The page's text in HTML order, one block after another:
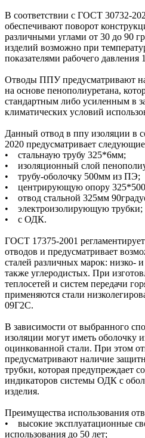
В соответствии с ГОСТ 30732-
обеспечивают поворот
различными углами от 30 до 90
изделий возможно при
показателями рабочего
Отводы ППУ предусматривают
на основе пенополиуретана,
стандартным либо усиленным в
климатических условий
Данный отвод в ппу изоляции в
2020 предусматривает
• стальнаую трубу 325*6мм;
• изоляционный слой
• трубу-оболочку 500мм из ПЭ;
• центрирующую опору
• отвод стальной 325мм
• электроизолирующую трубки;
• с ОДК.
ГОСТ 17375-2001
отводов и предусматривает
сталей различных марок: низко-
также углеродистых. При
теплосетей и систем передачи
применяются стали
09Г2С.
В зависимости от выбранного
изоляции могут иметь оболочку
оцинкованной стали. При этом
предусматривают наличие
трубки, которая предупреждает
индикаторов системы ОДК с
изделия.
Преимущества использования
• высокие эксплуатационные
использования до 50 лет;